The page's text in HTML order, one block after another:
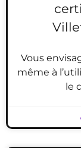
Vous
même à
le